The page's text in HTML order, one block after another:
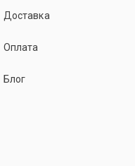
Доставка
Оплата
Блог